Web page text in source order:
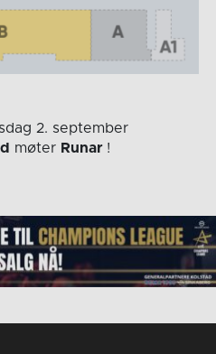
2. september
møter Runar !